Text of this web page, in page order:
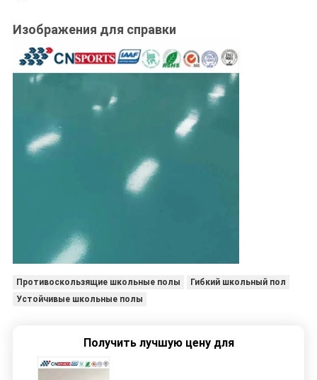
Изображения для справки
Противоскользящие школьные полы
Гибкий школьный пол
Устойчивые школьные полы
Получить лучшую цену для